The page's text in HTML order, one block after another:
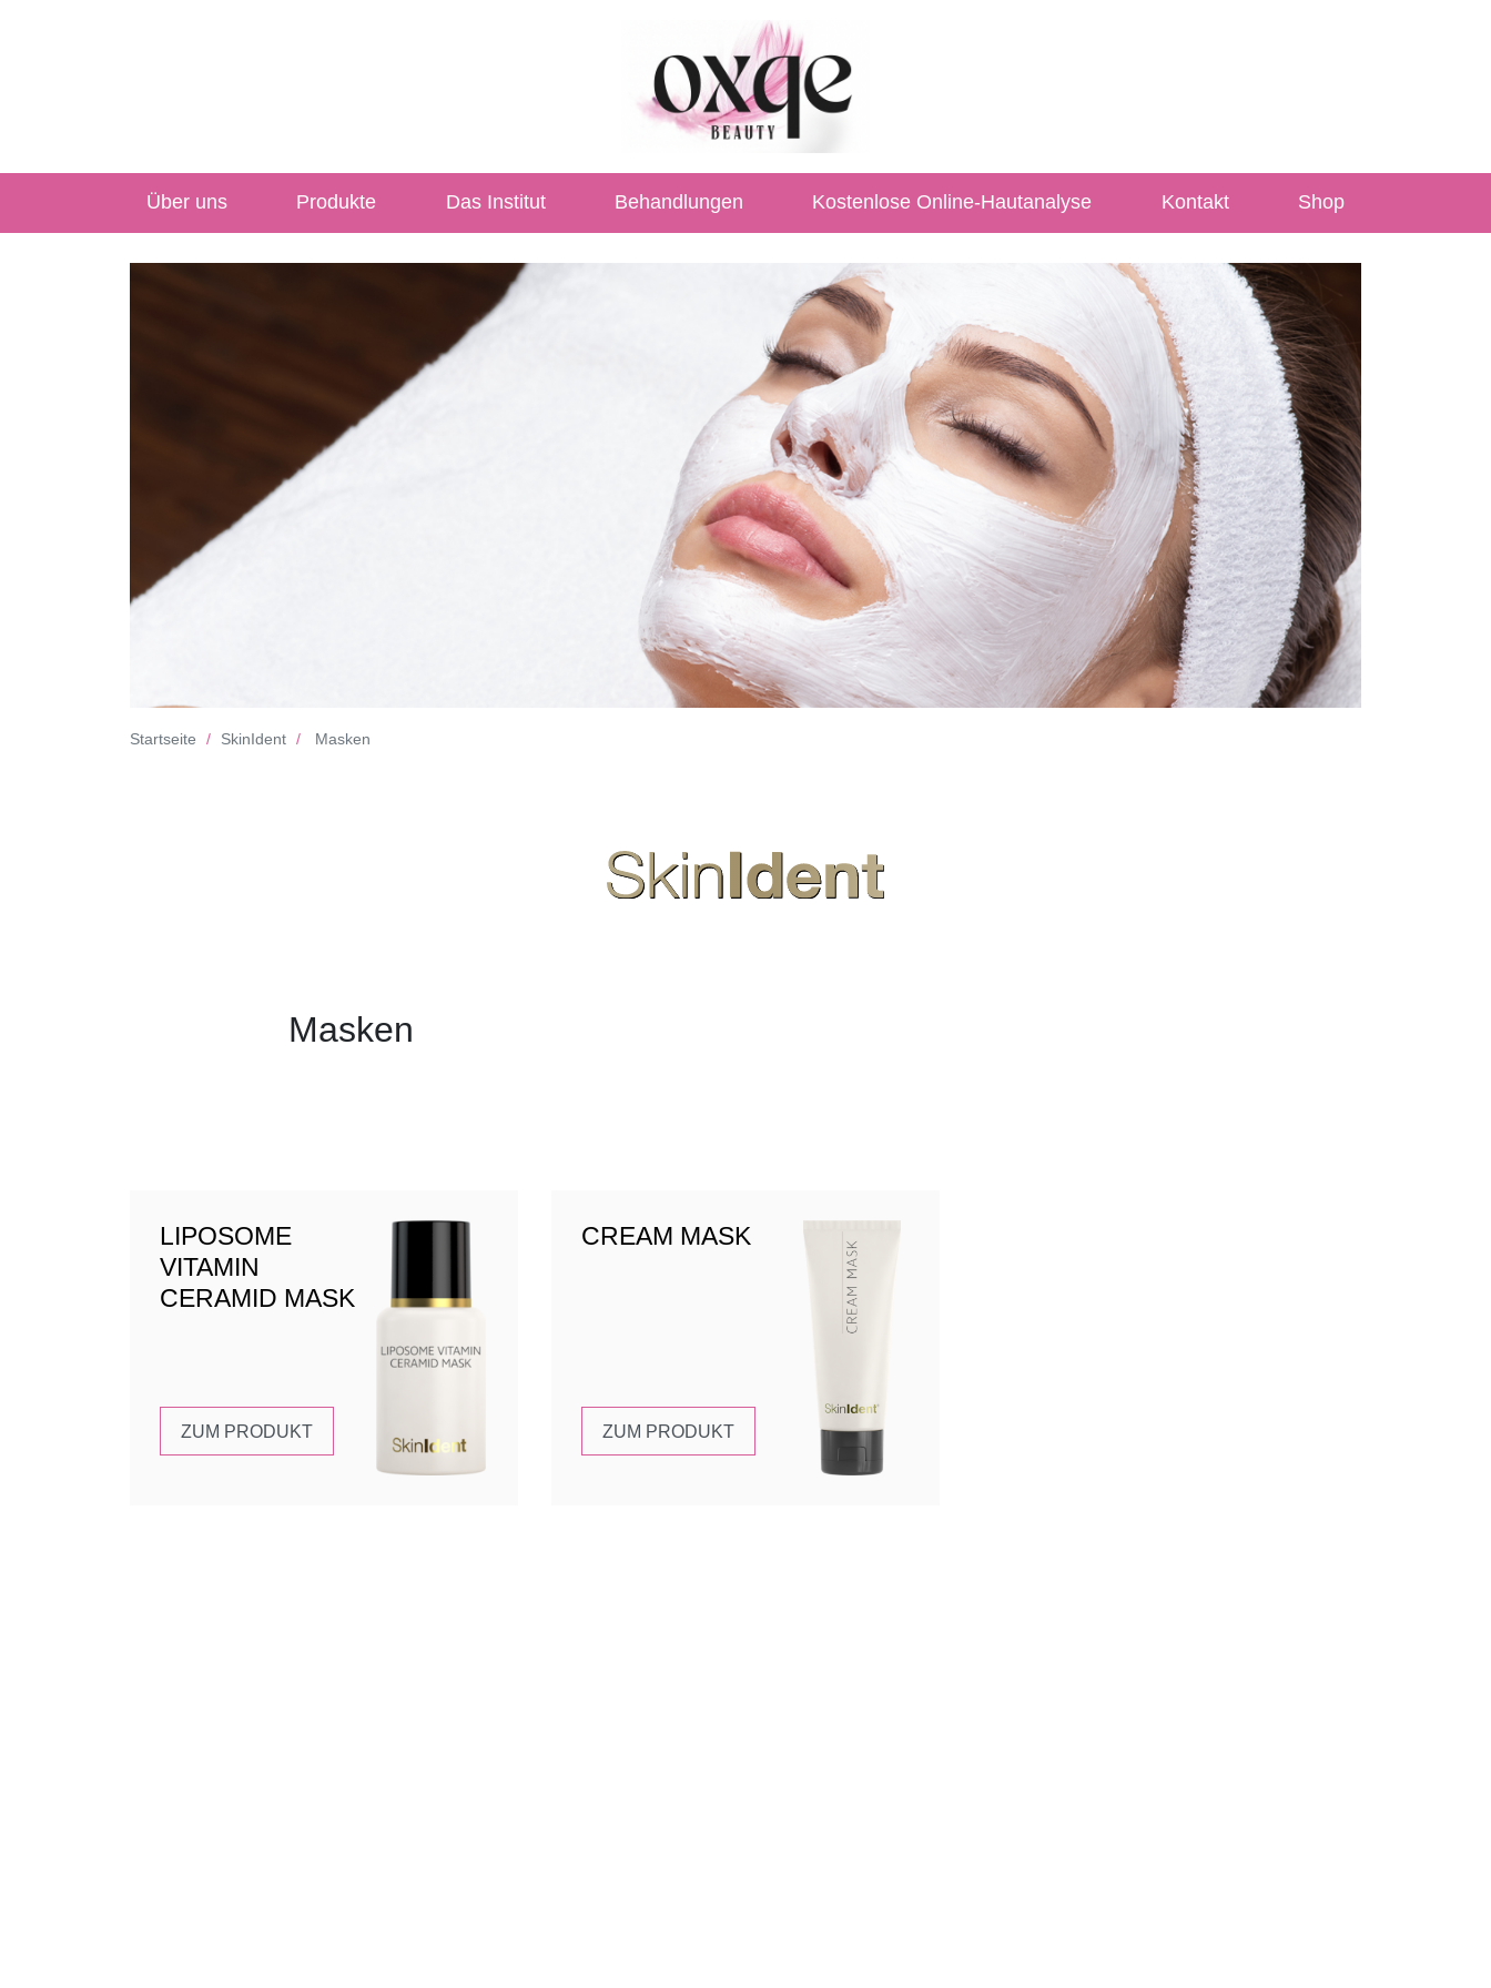
Über uns Produkte Das Institut Behandlungen Kostenlose Online-Hautanalyse Kontakt Shop
Startseite SkinIdent Masken
Masken
LIPOSOME
VITAMIN
CERAMID MASK
ZUM PRODUKT
CREAM MASK
ZUM PRODUKT